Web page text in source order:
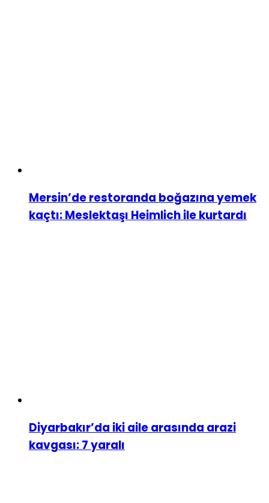
Mersin’de restoranda boğazına yemek
kaçtı: Meslektaşı Heimlich ile kurtardı
Diyarbakır’da iki aile arasında arazi
kavgası: 7 yaralı